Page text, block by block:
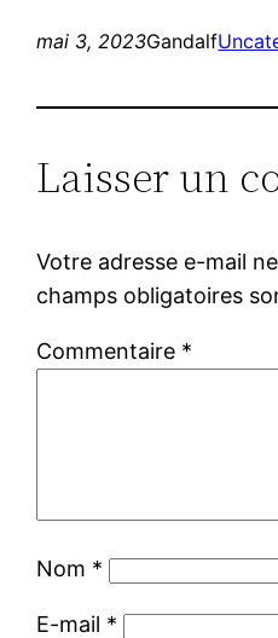
mai 3, 2023Gandalf
Laisser un
Votre adresse e-mail
champs obligatoires
Commentaire *
Nom *
E-mail *